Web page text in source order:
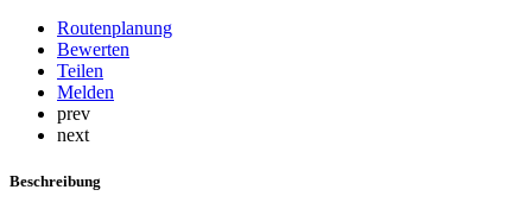
Routenplanung
Bewerten
Teilen
Melden
prev
next
Beschreibung